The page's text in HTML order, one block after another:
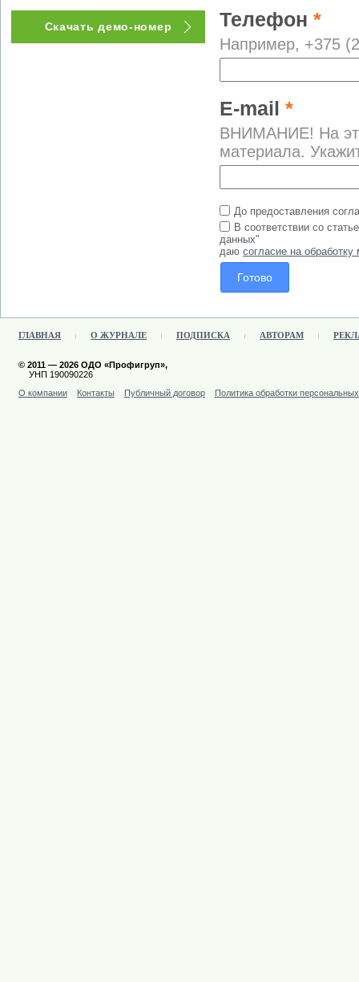
Скачать демо-номер Телефон *
Например, +375
E-mail *
ВНИМАНИЕ! На
материала.
До предоставления
В соответствии со
данных"
даю согласие на
ГЛАВНАЯ О ЖУРНАЛЕ ПОДПИСКА АВТОРАМ
© 2011 — 2026 ОДО «Профигруп»,
УНП 190090226
О компании
Контакты Публичный договор Политика обработки